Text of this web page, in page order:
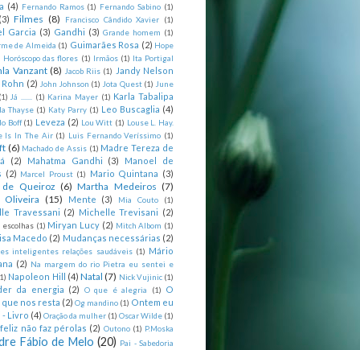
(4) Fernando Ramos (1) Fernando Sabino (1)
Filmes (8) Francisco Cândido Xavier (1)
Garcia (3) Gandhi (3) Grande homem (1)
de Almeida (1) Guimarães Rosa (2) Hope
Horóscopo das flores (1) Irmãos (1) Ita Portigal
Vanzant (8) Jacob Riis (1)
Jandy Nelson
Rohn (2) John Johnson (1) Jota Quest (1) June
Já ....... (1) Karina Mayer (1) Karla Tabalipa
Thayse (1) Katy Parry (1) Leo Buscaglia (4)
Boff (1) Leveza (2) Lou Witt (1) Louse L. Hay.
Is In The Air (1) Luis Fernando Veríssimo (1)
(6) Machado de Assis (1) Madre Tereza de
(2) Mahatma Gandhi (3)
Manoel de
(2) Marcel Proust (1) Mario Quintana (3)
de Queiroz (6) Martha Medeiros (7)
Oliveira (15) Mente (3) Mia Couto (1)
Travessani (2) Michelle Trevisani (2)
(1) Miryan Lucy (2) Mitch Albom (1)
Macedo (2) Mudanças necessárias (2)
inteligentes relações saudáveis (1) Mário
(2)
Na margem do rio Pietra eu sentei e
Napoleon Hill (4) Natal (7) Nick Vujinic (1)
da energia (2) O que é alegria (1)
O
nos resta (2) Og mandino (1) Ontem eu
Livro (4) Oração da mulher (1) Oscar Wilde (1)
não faz pérolas (2) Outono (1) P.Moska
Fábio de Melo (20)
Pai - Sabedoria